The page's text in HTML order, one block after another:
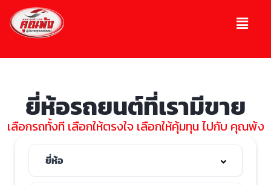
ยี่ห้อรถยนต์ที่เรามีขาย
เลือกรถทั้งที เลือกให้ตรงใจ เลือกให้คุ้มทุน ไปกับ คุณพ้ง